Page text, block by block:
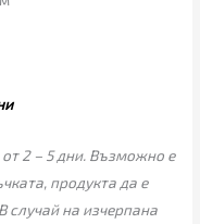
2 – 5 дни. Възможно е
продукта да е
случай на изчерпана